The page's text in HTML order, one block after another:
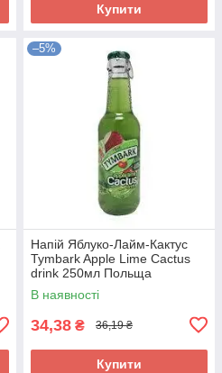
Купити
–5%
Напій Яблуко-Лайм-Кактус
Tymbark Apple Lime Cactus
drink 250мл Польща
В наявності
34,38 ₴ 36,19 ₴
Купити